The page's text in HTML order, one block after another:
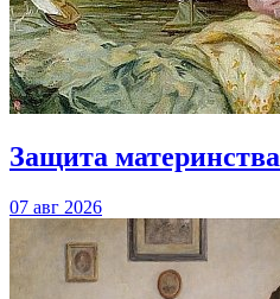
Защита
07 авг 2026